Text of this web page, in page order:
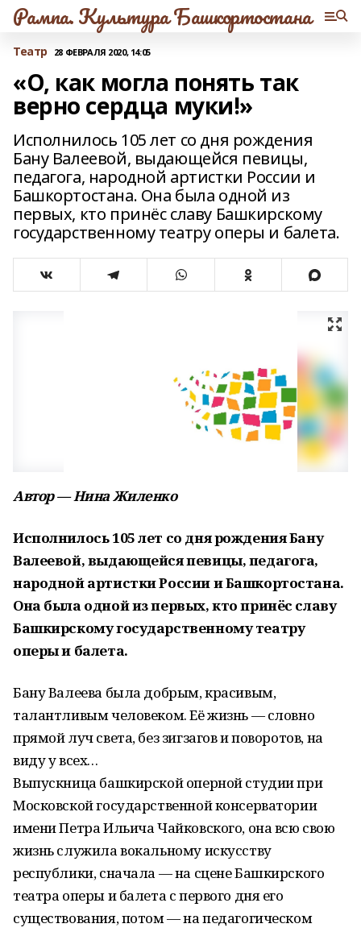
Рампа. Культура Башкортостана
Театр 28 ФЕВРАЛЯ 2020, 14:05
«О, как могла понять так
верно сердца муки!»
Исполнилось 105 лет со дня рождения
Бану Валеевой, выдающейся певицы,
педагога, народной артистки России и
Башкортостана. Она была одной из
первых, кто принёс славу Башкирскому
государственному театру оперы и балета.
Автор — Нина Жиленко
Исполнилось 105 лет со дня рождения Бану
Валеевой, выдающейся певицы, педагога,
народной артистки России и Башкортостана.
Она была одной из первых, кто принёс славу
Башкирскому государственному театру
оперы и балета.
Бану Валеева была добрым, красивым,
талантливым человеком. Её жизнь — словно
прямой луч света, без зигзагов и поворотов, на
виду у всех…
Выпускница башкирской оперной студии при
Московской государственной консерватории
имени Петра Ильича Чайковского, она всю свою
жизнь служила вокальному искусству
республики, сначала — на сцене Башкирского
театра оперы и балета с первого дня его
существования, потом — на педагогическом